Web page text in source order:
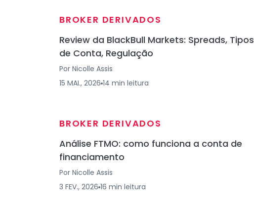
BROKER DERIVADOS
Review da BlackBull Markets: Spreads, Tipos
de Conta, Regulação
Por Nicolle Assis
15 MAI., 2026 14 min leitura
BROKER DERIVADOS
Análise FTMO: como funciona a conta de
financiamento
Por Nicolle Assis
3 FEV., 2026 16 min leitura